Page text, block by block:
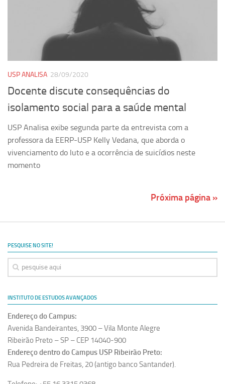
USP ANALISA 28/09/2020
Docente discute consequências do
isolamento social para a saúde mental
USP Analisa exibe segunda parte da entrevista com a
professora da EERP-USP Kelly Vedana, que aborda o
vivenciamento do luto e a ocorrência de suicídios neste
momento
Próxima página »
PESQUISE NO SITE!
INSTITUTO DE ESTUDOS AVANÇADOS
Endereço do Campus:
Avenida Bandeirantes, 3900 – Vila Monte Alegre
Ribeirão Preto – SP – CEP 14040-900
Endereço dentro do Campus USP Ribeirão Preto:
Rua Pedreira de Freitas, 20 (antigo banco Santander).